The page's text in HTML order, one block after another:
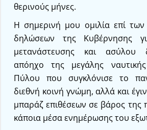
θερινούς μήνες.
Η σημερινή μου ομιλία επί
δηλώσεων της Κυβέρνησης
μετανάστευσης και ασύλου
απόηχο της μεγάλης
Πύλου που συγκλόνισε το
διεθνή κοινή γνώμη, αλλά και
μπαράζ επιθέσεων σε βάρος της
κάποια μέσα ενημέρωσης του